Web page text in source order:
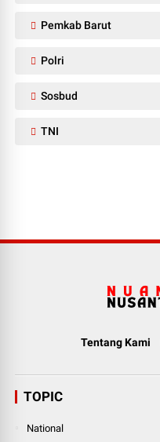
Pemkab Barut
Polri
Sosbud
TNI
Tentang Kami
TOPIC
National